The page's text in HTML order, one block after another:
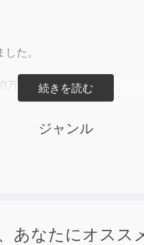
た。
円ほどになりました。
まったくないわけではあり
からです。
い。助けてください」と頼
ジャンル
あなたにオスス